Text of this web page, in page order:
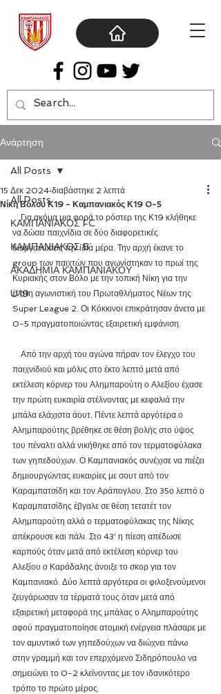
Ανάρτηση
All Posts
ΚΑΜΠΑΝΙΑΚΟΣ FC
ΚΑΜΠΑΝΙΑΚΟΣ Β΄
ΑΚΑΔΗΜΙΑ ΚΑΜΠΑΝΙΑΚΟΥ
U19
All Posts
Νίκη Βόλου Κ19 - Καμπανιακός Κ19 0-5
15 Δεκ 2024 διαβάστηκε 2 λεπτά
    Για ακόμα μια φορά το ρόστερ της Κ19 κλήθηκε
να δώσει παιχνίδια σε δύο διαφορετικές
διοργανώσεις την ίδια μέρα. Την αρχή έκανε το
group των παιχτών που αγωνίστηκαν το πρωί της
Κυριακής στον Βόλο με την τοπική Νίκη για την
ένατη αγωνιστική του Πρωταθλήματος Νέων της
Super League 2. Οι Κόκκινοι επικράτησαν άνετα με
0-5 πραγματοποιώντας εξαιρετική εμφάνιση.
παιχνιδιού και μόλις στο έκτο λεπτό μετά από
εκτέλεση κόρνερ του Αλημπαρούτη ο Αλεξίου έχασε
την πρώτη ευκαιρία στέλνοντας με κεφαλιά την
μπάλα ελάχιστα άουτ. Πέντε λεπτά αργότερα ο
Αλημπαρούτης βρέθηκε σε θέση βολής στο ύψος
του πέναλτι αλλά νικήθηκε από τον τερματοφύλακα
των γηπεδούχων. Ο Καμπανιακός συνέχισε να πιέζει
δημιουργώντας ευκαιρίες με σουτ από τον
Καραμπατσίδη και τον Αράπογλου. Στο 35ο λεπτό ο
Καραμπατσίδης έβγαλε σε θέση τετατέτ τον
Αλημπαρούτη αλλά ο τερματοφύλακας της Νίκης
απέκρουσε και πάλι. Στο 43' η πίεση απέδωσε
καρπούς όταν μετά από εκτέλεση κόρνερ του
Αλεξίου ο Καράδαλης άνοιξε το σκορ για τον
Καμπανιακό. Δύο λεπτά αργότερα οι φιλοξενούμενοι
ζευγάρωσαν τα τέρματά τους όταν μετά από
εξαιρετική μεταφορά της μπάλας ο Αλημπαρούτης
αφού πραγματοποίησε ατομική ενέργεια πλάσαρε με
τον αμυντικό των γηπεδούχων να διώχνει πάνω
στην γραμμή και τον επερχόμενο Σιδηρόπουλο να
σημειώνει το 0-2 κλείνοντας με τον ιδανικότερο
τρόπο το πρώτο μέρος.